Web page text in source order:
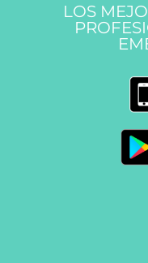
LOS